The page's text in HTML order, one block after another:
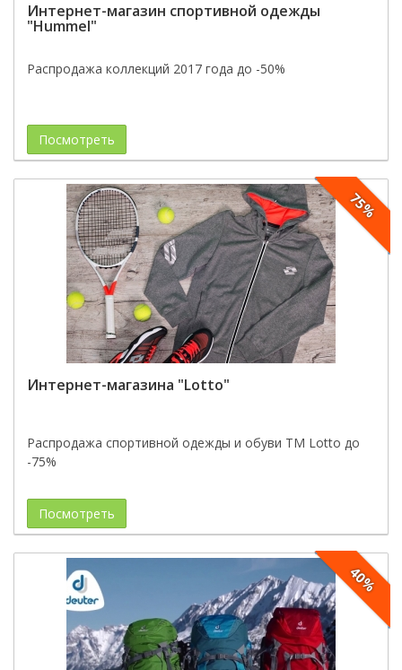
Интернет-магазин спортивной одежды
"Hummel"
Распродажа коллекций 2017 года до -50%
Посмотреть
75%
Интернет-магазина "Lotto"
Распродажа спортивной одежды и обуви ТМ Lotto до
-75%
Посмотреть
40%